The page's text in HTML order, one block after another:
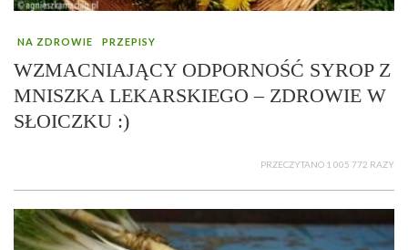
NA ZDROWIE PRZEPISY
WZMACNIAJĄCY ODPORNOŚĆ SYROP Z
MNISZKA LEKARSKIEGO – ZDROWIE W
SŁOICZKU :)
PRZECZYTANO 1 005 772 RAZY